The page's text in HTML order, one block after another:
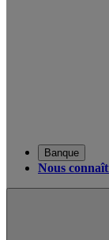
Banque
Nous